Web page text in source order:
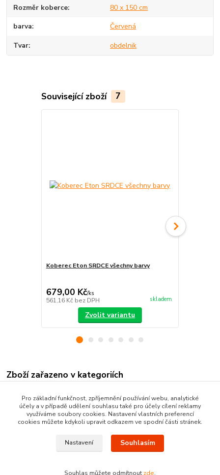
Rozměr koberce 80 x 150 cm
barva Červená
Tvar obdelnik
Související zboží 7
Koberec Eton SRDCE všechny barvy
679,00 Kč/ks
561,16 Kč bez DPH skladem
Zvolit variantu
Zboží zařazeno v kategoriích
Moderní kusové koberce
Pro základní funkčnost, zpříjemnění používání webu, analytické
účely a v případě udělení souhlasu také pro účely cílení reklamy
využíváme soubory cookies. Nastavení vlastních preferencí
cookies můžete kdykoli upravit odkazem ve spodní části stránek.
Nastavení Souhlasím
Souhlas můžete odmítnout zde.